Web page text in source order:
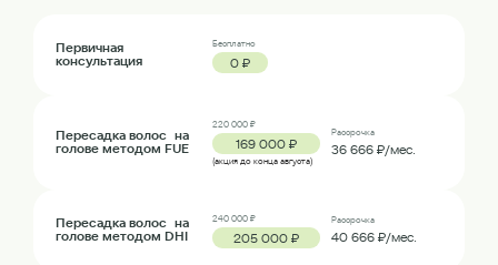
Первичная
консультация
Бесплатно
0 ₽
Пересадка волос на
голове методом FUE
220 000 ₽
169 000 ₽
(акция до конца августа)
Рассрочка
36 666 ₽/мес.
Пересадка волос на
голове методом DHI
240 000 ₽
205 000 ₽
Рассрочка
40 666 ₽/мес.